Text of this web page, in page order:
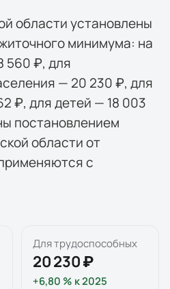
области установлены
минимума: на
560 ₽, для
— 20 230 ₽, для
₽, для детей — 18 003
постановлением
области от
с
Для трудоспособных
20 230 ₽
+6,80 % к2025